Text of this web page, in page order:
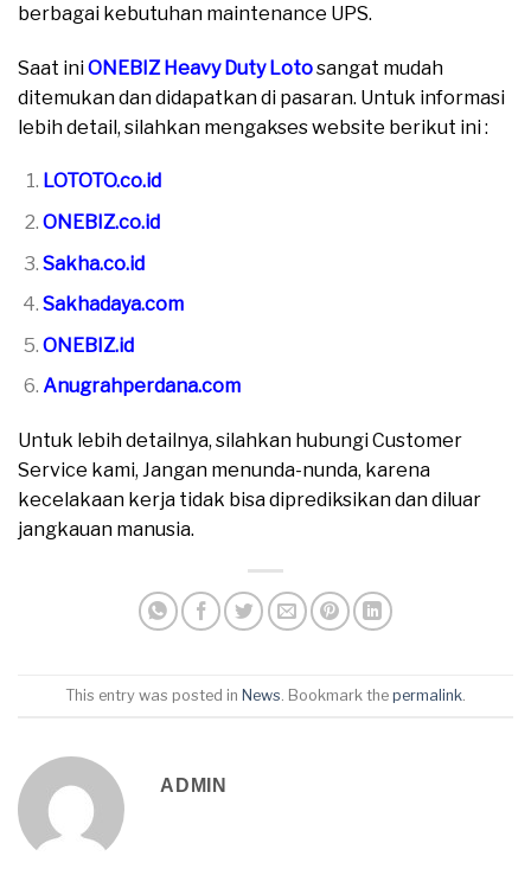
berbagai kebutuhan maintenance UPS.
Saat iniONEBIZ Heavy Duty Lotosangat mudah
ditemukan dan didapatkan di pasaran. Untuk informasi
lebih detail, silahkan mengakses website berikut ini :
LOTOTO.co.id
ONEBIZ.co.id
Sakha.co.id
Sakhadaya.com
ONEBIZ.id
Anugrahperdana.com
Untuk lebih detailnya, silahkan hubungi Customer
Service kami, Jangan menunda-nunda, karena
kecelakaan kerja tidak bisa diprediksikan dan diluar
jangkauan manusia.
This entry was posted in News . Bookmark the permalink
ADMIN